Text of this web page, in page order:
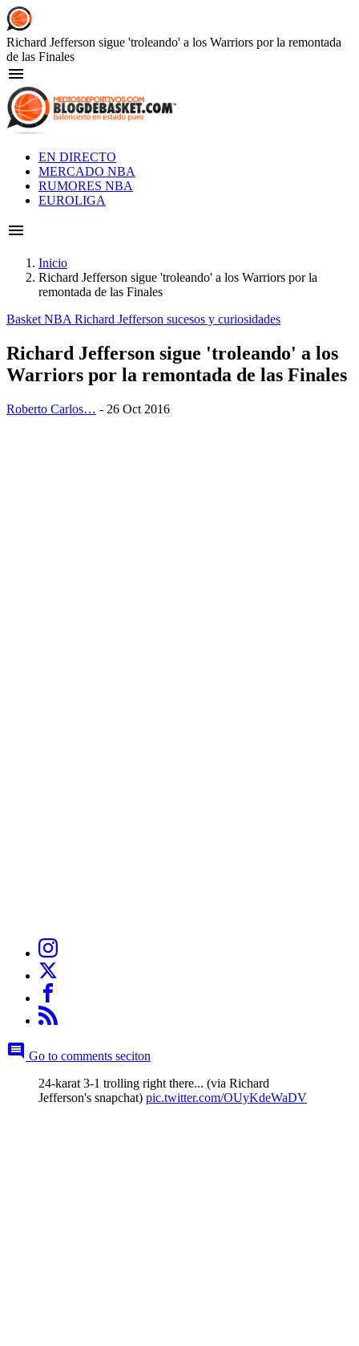
Skip
to
main
content
Richard Jefferson sigue 'troleando' a los Warriors por la remontada
de las Finales
Main
navigation
EN DIRECTO
MERCADO NBA
RUMORES NBA
EUROLIGA
Breadcrumb
Inicio
Richard Jefferson sigue 'troleando' a los Warriors por la
remontada de las Finales
Basket NBA Richard Jefferson sucesos y curiosidades
Richard Jefferson sigue 'troleando' a los
Warriors por la remontada de las Finales
Roberto Carlos… - 26 Oct 2016
Go to comments seciton
24-karat 3-1 trolling right there... (via Richard
Jefferson's snapchat) pic.twitter.com/OUyKdeWaDV